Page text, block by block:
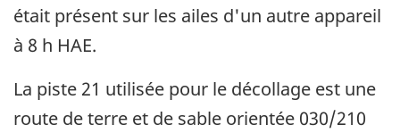
était présent sur les ailes d'un autre appareil
à 8 h HAE.
La piste 21 utilisée pour le décollage est une
route de terre et de sable orientée 030/210